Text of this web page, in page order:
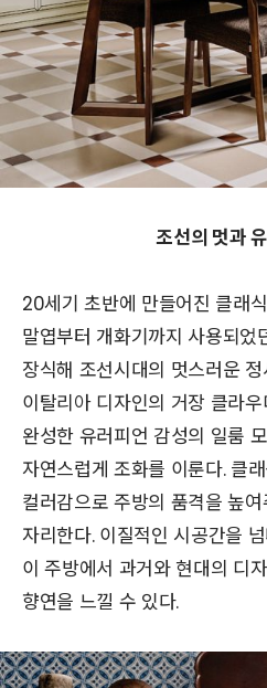
조선의 멋과
20세기 초반에 만들어진 클래
말엽부터 개화기까지 사용되었
장식해 조선시대의 멋스러운
이탈리아 디자인의 거장 클라
완성한 유러피언 감성의 일룸
자연스럽게 조화를 이룬다. 클
컬러감으로 주방의 품격을 높
자리한다. 이질적인 시공간을
이 주방에서 과거와 현대의 디
향연을 느낄 수 있다.